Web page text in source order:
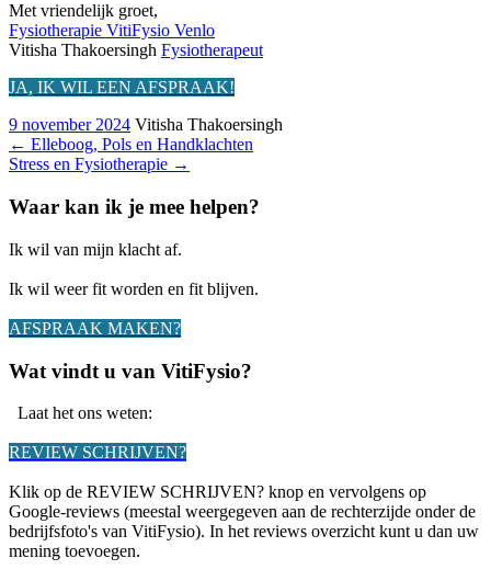
Met vriendelijk groet,
Fysiotherapie VitiFysio Venlo
Vitisha Thakoersingh Fysiotherapeut
JA, IK WIL EEN AFSPRAAK!
9 november 2024 Vitisha Thakoersingh
← Elleboog, Pols en Handklachten
Stress en Fysiotherapie →
Waar kan ik je mee helpen?
Ik wil van mijn klacht af.
Ik wil weer fit worden en fit blijven.
AFSPRAAK MAKEN?
Wat vindt u van VitiFysio?
Laat het ons weten:
REVIEW SCHRIJVEN?
Klik op de REVIEW SCHRIJVEN? knop en vervolgens op
Google-reviews (meestal weergegeven aan de rechterzijde onder de
bedrijfsfoto's van VitiFysio). In het reviews overzicht kunt u dan uw
mening toevoegen.